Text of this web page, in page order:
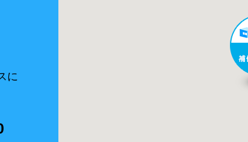
に